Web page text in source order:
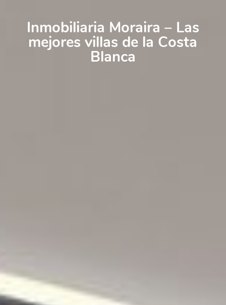
Inmobiliaria Moraira – Las
mejores villas de la Costa
Blanca